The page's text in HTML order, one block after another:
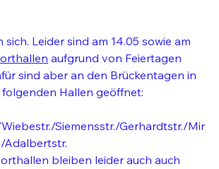
sich. Leider sind am 14.05 sowie am
aufgrund von Feiertagen
sind aber an den Brückentagen in
folgenden Hallen geöffnet:
Siemensstr./Gerhardtstr./Mir
Adalbertstr.
bleiben leider auch auch